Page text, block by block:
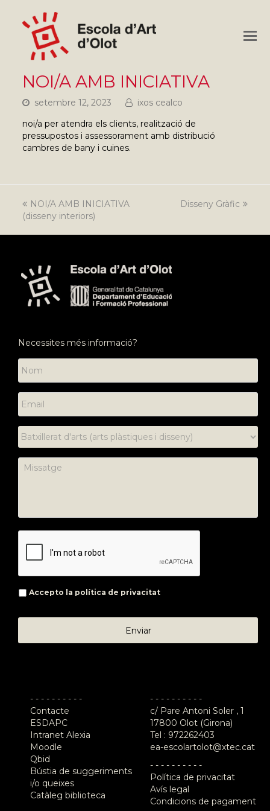
NOI/A AMB INICIATIVA
setembre 12, 2023
ixos cealco
noi/a per atendra els clients, realització de
pressupostos i assessorament amb distribució
cambres de bany i cuines.
previous
post:
NOI/A AMB INICIATIVA
(disseny interiors)
next
Disseny Gràfic
Necessites més informació?
Accepto la política de privacitat
- - - - - - - - - -
Contacte
ESDAPC
Intranet Alexia
Moodle
Qbid
Bústia de suggeriments
i/o queixes
Catàleg biblioteca
- - - - - - - - - -
c/ Pare Antoni Soler , 1
17800 Olot (Girona)
Tel : 972262403
ea-escolartolot@xtec.cat
- - - - - - - - - -
Política de privacitat
Avís legal
Condicions de pagament